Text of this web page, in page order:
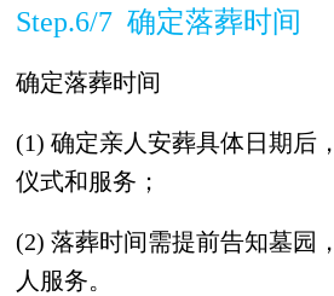
Step.6/7 确定落葬时间
确定落葬时间
(1) 确定亲人安葬具体日期后
仪式和服务；
(2) 落葬时间需提前告知墓园
人服务。